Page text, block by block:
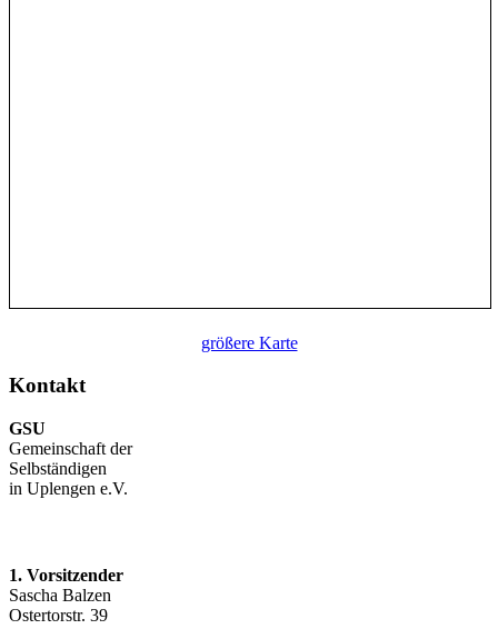
größere Karte
Kontakt
GSU
Gemeinschaft der
Selbständigen
in Uplengen e.V.
1. Vorsitzender
Sascha Balzen
Ostertorstr. 39